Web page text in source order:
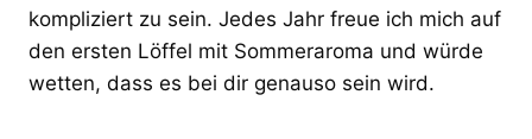
kompliziert zu sein. Jedes Jahr freue ich mich auf
den ersten Löffel mit Sommeraroma und würde
wetten, dass es bei dir genauso sein wird.